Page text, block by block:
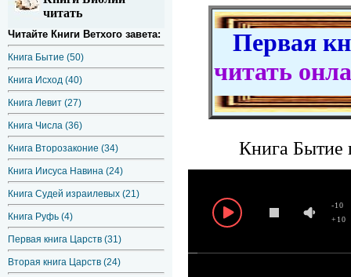
читать
Читайте Книги Ветхого завета:
Книга Бытие (50)
Книга Исход (40)
Книга Левит (27)
Книга Числа (36)
Книга Второзаконие (34)
Книга Иисуса Навина (24)
Книга Судей израилевых (21)
Книга Руфь (4)
Первая книга Царств (31)
Вторая книга Царств (24)
Первая
читать
Книга Бытие
+10
-10